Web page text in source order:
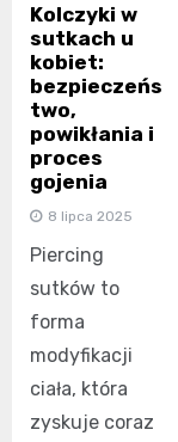
Kolczyki w
sutkach u
kobiet:
bezpieczeńs
two,
powikłania i
proces
gojenia
8 lipca 2025
Piercing
sutków to
forma
modyfikacji
ciała, która
zyskuje coraz